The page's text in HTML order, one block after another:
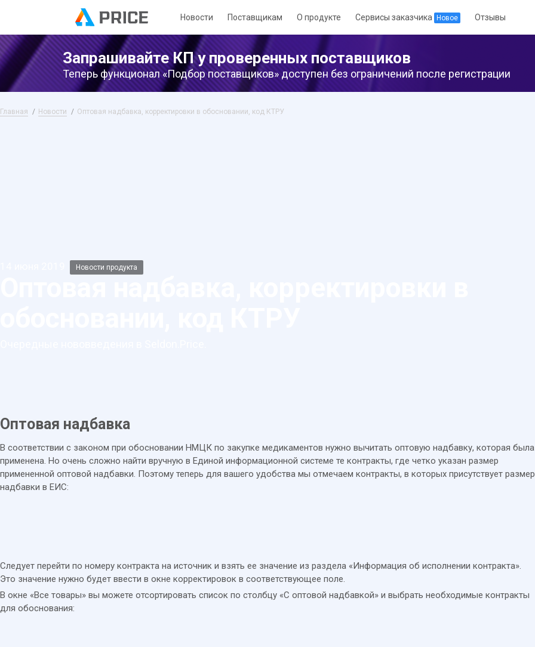
Новости Поставщикам О продукте Сервисы заказчика Новое Отзывы
Запрашивайте КП у проверенных поставщиков
Теперь функционал «Подбор поставщиков» доступен без ограничений после регистрации
Главная Новости Оптовая надбавка, корректировки в обосновании, код КТРУ
Новости продукта
Оптовая надбавка
В соответствии с законом при обосновании НМЦК по закупке медикаментов нужно вычитать оптовую надбавку, которая была
применена. Но очень сложно найти вручную в Единой информационной системе те контракты, где четко указан размер
примененной оптовой надбавки. Поэтому теперь для вашего удобства мы отмечаем контракты, в которых присутствует размер
надбавки в ЕИС:
Следует перейти по номеру контракта на источник и взять ее значение из раздела «Информация об исполнении контракта».
Это значение нужно будет ввести в окне корректировок в соответствующее поле.
В окне «Все товары» вы можете отсортировать список по столбцу «С оптовой надбавкой» и выбрать необходимые контракты
для обоснования: